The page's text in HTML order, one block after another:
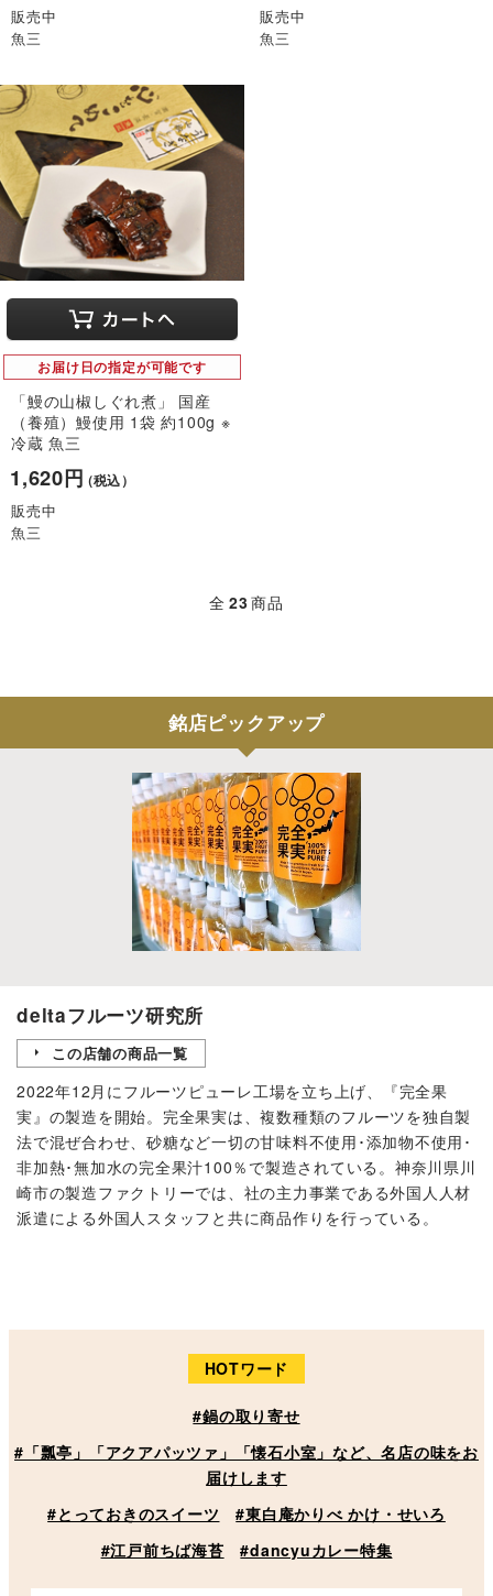
販売中
魚三
販売中
魚三
お届け日の指定が可能です
「鰻の山椒しぐれ煮」 国産
（養殖）鰻使用 1袋 約100g ※
冷蔵 魚三
1,620円（税込）
販売中
魚三
全 23商品
銘店ピックアップ
deltaフルーツ研究所
この店舗の商品一覧
2022年12月にフルーツピューレ工場を立ち上げ、『完全果
実』の製造を開始。完全果実は、複数種類のフルーツを独自製
法で混ぜ合わせ、砂糖など一切の甘味料不使用･添加物不使用･
非加熱･無加水の完全果汁100％で製造されている。神奈川県川
崎市の製造ファクトリーでは、社の主力事業である外国人人材
派遣による外国人スタッフと共に商品作りを行っている。
HOTワード
#鍋の取り寄せ
#「瓢亭」「アクアパッツァ」「懐石小室」など、名店の味をお
届けします
#とっておきのスイーツ
#東白庵かりべ かけ・せいろ
#江戸前ちば海苔
#dancyuカレー特集